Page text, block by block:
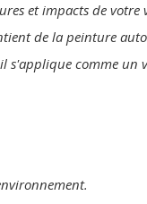
et impacts de votre
de la peinture
comme